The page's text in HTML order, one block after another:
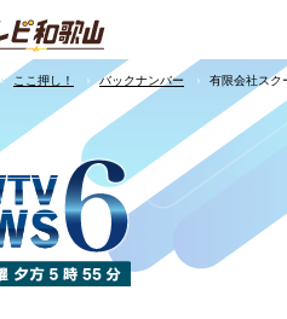
ここ押し！ バックナンバー 有限会社スク